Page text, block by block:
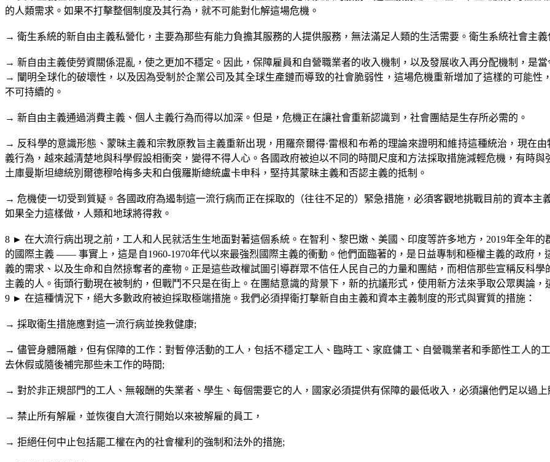
的人類需求。如果不打擊整個制度及其行為，就不可能對化解這場危機。
→ 衛生系統的新自由主義私營化，主要為那些有能力負擔其服務的人提供服務，無法滿足人類的生活需要。衛生系統社會主義
→ 新自由主義使勞資關係混亂，使之更加不穩定。因此，保障雇員和自營職業者的收入機制，以及發展收入再分配機制，是當
→ 闡明全球化的破壞性，以及因為受制於企業公司及其全球生產鏈而導致的社會脆弱性，這場危機重新增加了這樣的可能
不可持續的。
→ 新自由主義通過消費主義、個人主義行為而得以加深。但是，危機正在讓社會重新認識到，社會團結是生存所必需的。
→ 反科學的意識形態、蒙昧主義和宗教原教旨主義重新出現，用羅奈爾得·雷根和布希的理論來證明和維持這種統治，現在
義行為，越來越清楚地與科學假設相衝突，變得不得人心。各國政府被迫以不同的時間尺度和方法採取措施減輕危機，有時
土庫曼斯坦總統別爾德穆哈梅多夫和白俄羅斯總統盧卡申科，堅持其蒙昧主義和否認主義的抵制。
→ 危機使一切受到質疑。各國政府為遏制這一流行病而正在採取的（往往不足的）緊急措施，必須客觀地挑戰目前的資本主
如果全力這樣做，人類和地球將得救。
8 ► 在大流行病出現之前，工人和人民就活生生地面對著這個系統。在智利、黎巴嫩、美國、印度等許多地方， 2019年全年的
的國際主義 —— 事實上，這是自1960-1970年代以來最強烈國際主義的衝動。他們面臨著的，是日益專制和極權主義的政府
義的需求、以及生命和自然掠奪者的產物。正是這些政權試圖引導群眾不信任人民自己的力量和團結，而相信那些宣稱反科
主義的人。街頭行動現在被制約，但戰鬥不只是在街上。在團結意識的背景下，新的抗議形式，使用新方法來爭取公眾輿論，
9 ► 在這種情況下，絕大多數政府被迫採取極端措施。我們必須捍衛打擊新自由主義和資本主義制度的形式與實質的措施：
→ 採取衛生措施應對這一流行病並挽救健康;
→ 儘管身體隔離，但有保障的工作：對暫停活動的工人，包括不穩定工人、臨時工、家庭傭工、自營職業者和季節性工人的
去休假或隨後補完那些未工作的時間;
→ 對於非正規部門的工人、無報酬的失業者、學生、每個需要它的人，國家必須提供有保障的最低收入，必須讓他們足以過上
→ 禁止所有解雇，並恢復自大流行開始以來被解雇的員工，
→ 拒絕任何中止包括罷工權在內的社會權利的強制和法外的措施;